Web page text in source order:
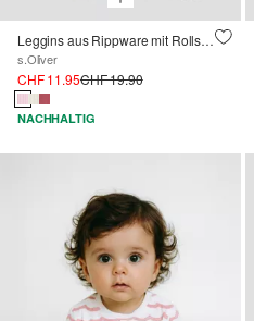
Leggins aus Rippware mit Rollsaum
s.Oliver
CHF 11.95CHF 19.90
NACHHALTIG